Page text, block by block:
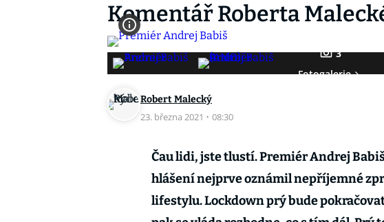
Komentář Roberta
3
Fotogalerie
Robert Malecký
23. března 2021 · 08:30
Čau lidi, jste tlustí. Premiér Andrej
hlášení nejprve oznámil nepříjemné
lifestylu. Lockdown prý bude